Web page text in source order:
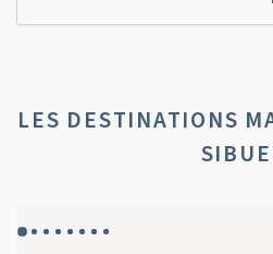
LES DESTINATIONS